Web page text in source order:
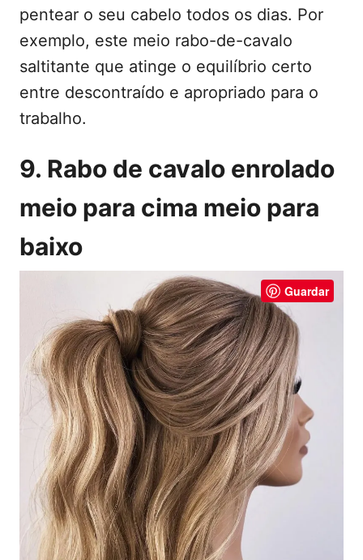
pentear o seu cabelo todos os dias. Por
exemplo, este meio rabo-de-cavalo
saltitante que atinge o equilíbrio certo
entre descontraído e apropriado para o
trabalho.
9. Rabo de cavalo enrolado
meio para cima meio para
baixo
Guardar